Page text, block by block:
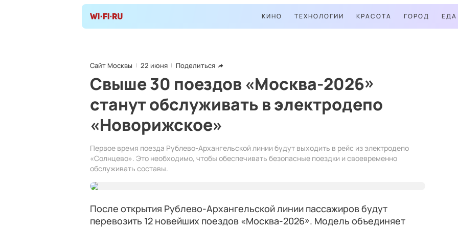
КИНО ТЕХНОЛОГИИ КРАСОТА ГОРОД ЕДА
Сайт Москвы 22 июня Поделиться
Свыше 30 поездов «Москва-2026»
станут обслуживать в электродепо
«Новорижское»
Первое время поезда Рублево-Архангельской линии будут выходить в рейс из электродепо
«Солнцево». Это необходимо, чтобы обеспечивать безопасные поездки и своевременно
обслуживать составы.
После открытия Рублево-Архангельской линии пассажиров будут
перевозить 12 новейших поездов «Москва-2026». Модель объединяет